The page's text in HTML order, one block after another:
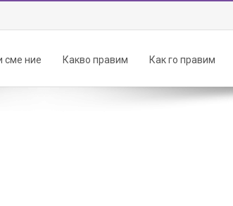
сме ние Какво правим Как го правим